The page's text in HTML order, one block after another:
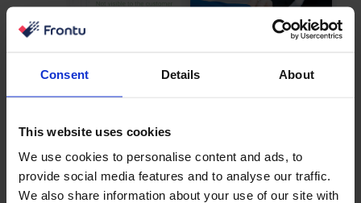
Consent Details About
This website uses cookies
We use cookies to personalise content and ads, to
provide social media features and to analyse our traffic.
We also share information about your use of our site with